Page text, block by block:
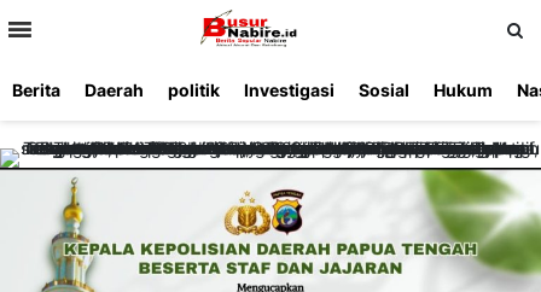
Berita Daerah politik Investigasi Sosial Hukum